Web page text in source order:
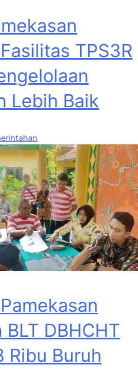
TPS3R
Lebih Baik
BLT DBHCHT
Ribu Buruh